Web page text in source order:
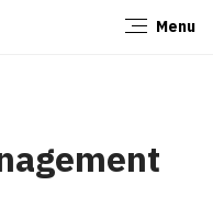
Menu
Sluiten